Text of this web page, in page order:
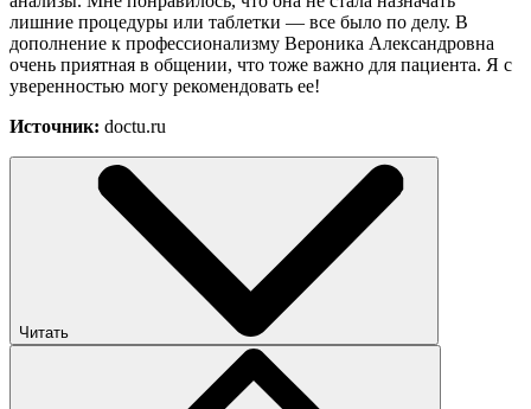
лишние процедуры или таблетки — все было по делу. В
дополнение к профессионализму Вероника Александровна
очень приятная в общении, что тоже важно для пациента. Я с
уверенностью могу рекомендовать ее!
Источник: doctu.ru
Читать